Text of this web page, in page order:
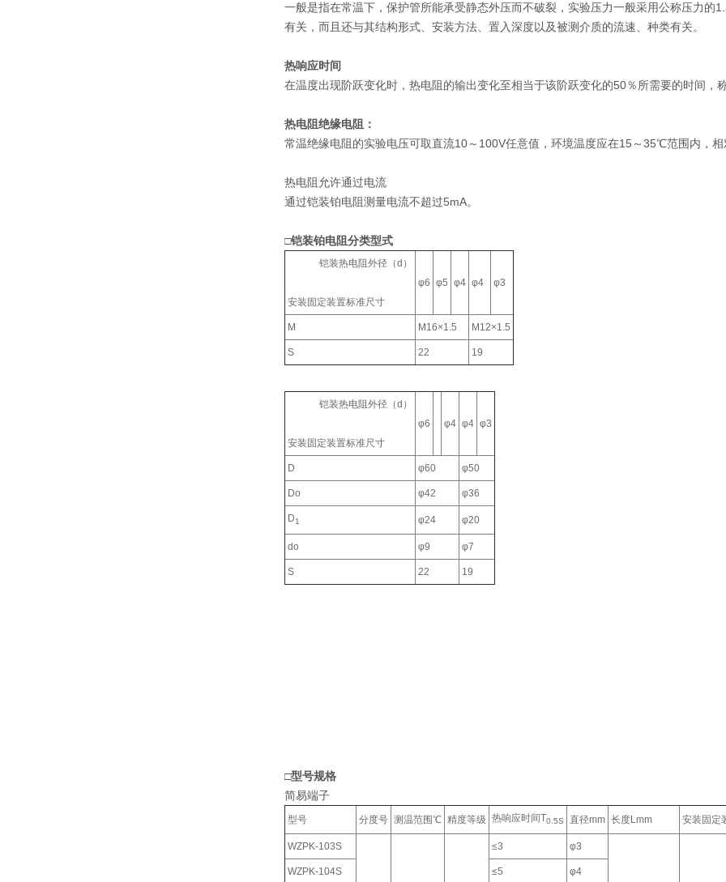
一般是指在常温下，保护管所能承受静态外压而不破裂，实验压力一般采用公称压力的
有关，而且还与其结构形式、安装方法、置入深度以及被测介质的流速、种类有关。
热响应时间
在温度出现阶跃变化时，热电阻的输出变化至相当于该阶跃变化的50％所需要的时间，
热电阻绝缘电阻：
常温绝缘电阻的实验电压可取直流10～100V任意值，环境温度应在15～35℃范围内，
热电阻允许通过电流
通过铠装铂电阻测量电流不超过5mA。
□铠装铂电阻分类型式
铠装热电阻外径（d）
安装固定装置标准尺寸
φ6 φ5 φ4 φ4 φ3
M M16×1.5 M12×1.5
S 22 19
铠装热电阻外径（d）
安装固定装置标准尺寸
φ6 φ4 φ4 φ3
D φ60 φ50
Do φ42 φ36
D1 φ24 φ20
do φ9 φ7
S 22 19
□型号规格
简易端子
型号 分度号 测温范围℃ 精度等级 热响应时间T0.5S 直径mm 长度Lmm 安装固定
WZPK-103S ≤3 φ3
WZPK-104S ≤5 φ4